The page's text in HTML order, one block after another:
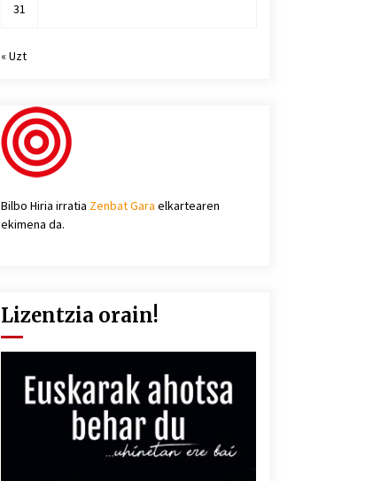
31
« Uzt
Bilbo Hiria irratia Zenbat Gara elkartearen
ekimena da.
Lizentzia orain!